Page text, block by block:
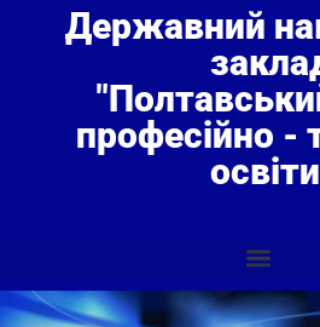
Державний
професійно -